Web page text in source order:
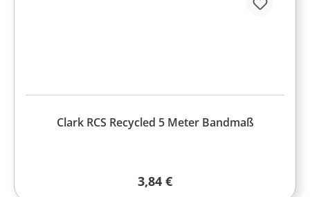
Clark RCS Recycled 5 Meter Bandmaß
Regulärer Preis:
3,84 €